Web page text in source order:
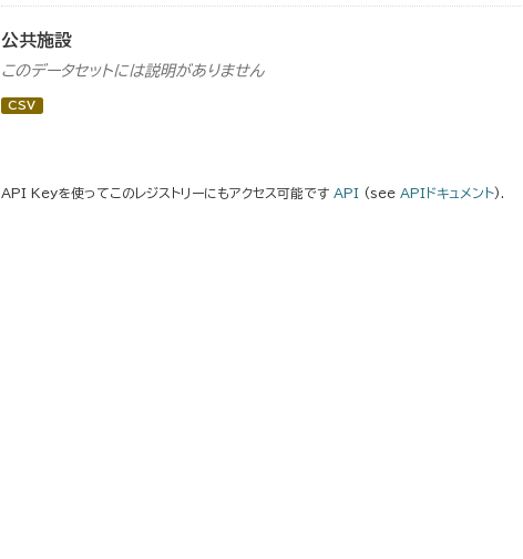
公共施設
このデータセットには説明がありません
CSV
API Keyを使ってこのレジストリーにもアクセス可能です API (see APIドキュメント).